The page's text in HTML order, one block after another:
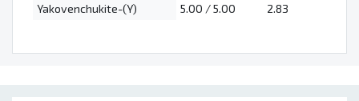
Yakovenchukite-(Y)
5.00 / 5.00 2.83